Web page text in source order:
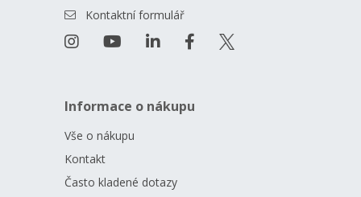
Kontaktní formulář
Informace o nákupu
Vše o nákupu
Kontakt
Často kladené dotazy